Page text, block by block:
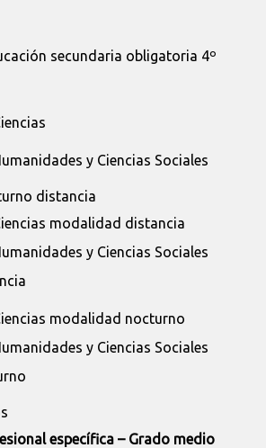
secundaria obligatoria 4º
y Ciencias Sociales
distancia
modalidad distancia
y Ciencias Sociales
modalidad nocturno
y Ciencias Sociales
específica – Grado medio